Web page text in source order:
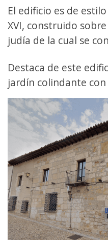
El edificio es de
XVI, construido
judía de la cual se
Destaca de este
jardín colindante